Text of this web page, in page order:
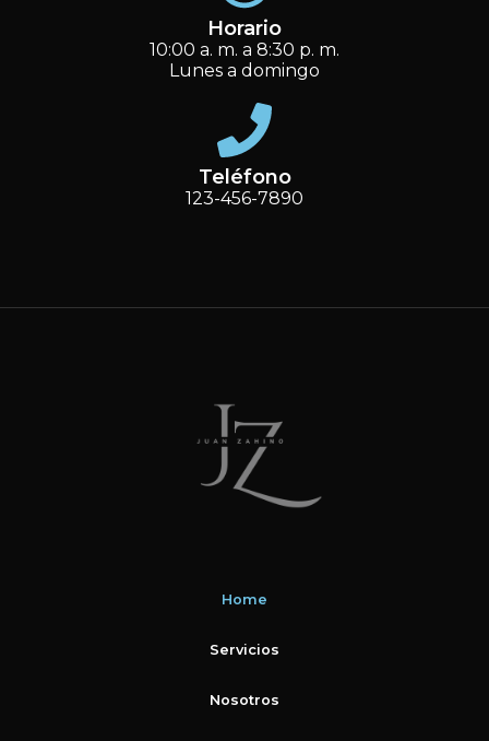
Horario
10:00 a. m. a 8:30 p. m.
Lunes a domingo
Teléfono
123-456-7890
Home
Servicios
Nosotros